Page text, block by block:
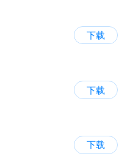
下载
下载
下载